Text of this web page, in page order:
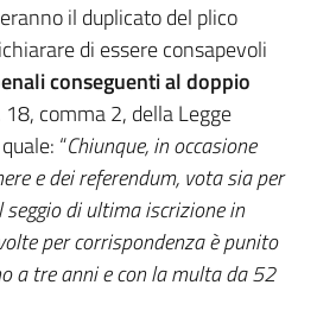
il duplicato del plico
di essere consapevoli
conseguenti al doppio
18, comma 2, della Legge
“Chiunque, in occasione
e dei referendum, vota sia per
di ultima iscrizione in
per corrispondenza è punito
a tre anni e con la multa da 52